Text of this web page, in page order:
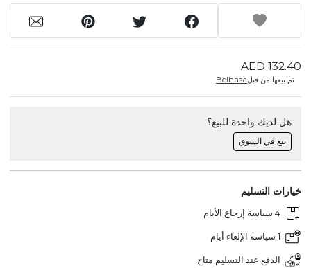
AED 132.40
تم بيعها من قبلBelhasa
هل لديك واحدة للبيع؟
بيع في السوق
خيارات التسليم
4 سياسة إرجاع الأيام
1 سياسة الإلغاء أيام
الدفع عند التسليم متاح